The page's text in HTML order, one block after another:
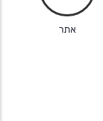
אתר